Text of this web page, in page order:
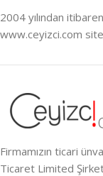
2004 yılından
www.ceyizci.com
Firmamızın ticari
Ticaret Limited